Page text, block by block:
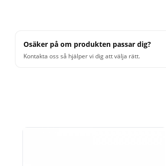
Osäker på om produkten passar dig?
Kontakta oss så hjälper vi dig att välja rätt.